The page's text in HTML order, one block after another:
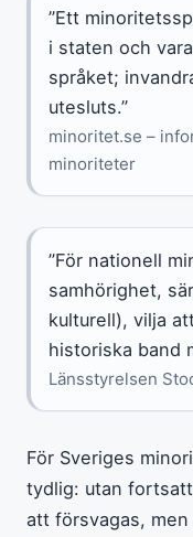
”Ett
i staten och
språket;
utesluts.”
minoritet.se –
minoriteter
”För nationell
samhörighet,
kulturell), vilja
historiska band
Länsstyrelsen
För Sveriges
tydlig: utan
att försvagas,